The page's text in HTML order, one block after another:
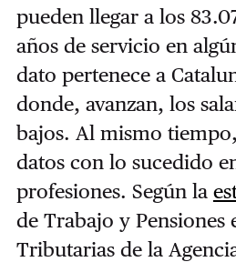
pueden llegar a los
años de servicio en
dato pertenece a
donde, avanzan, los
bajos. Al mismo
datos con lo sucedido
profesiones. Según la
de Trabajo y Pensiones
Tributarias de la